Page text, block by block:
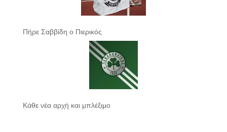
Πήρε Σαββίδη ο Πιερικός
Κάθε νέα αρχή και μπλέξιμο